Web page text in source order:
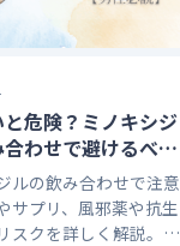
危険？ミノキシジ
わせで避けるべき
い併用知識【男性必
ルの飲み合わせで注意
サプリ、風邪薬や抗生
スクを詳しく解説。禁